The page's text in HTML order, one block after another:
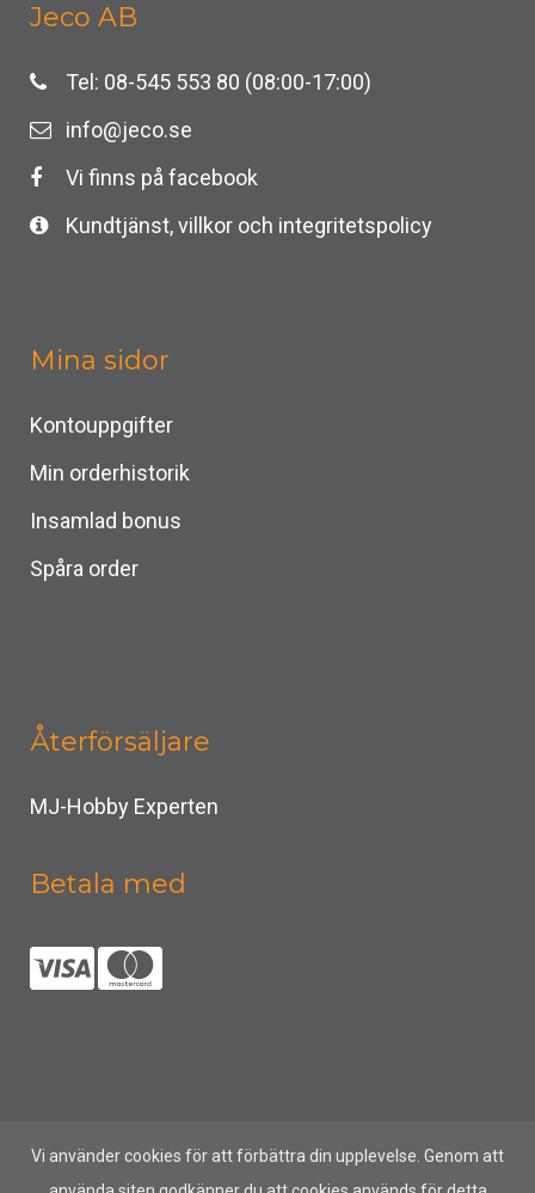
Vi använder cookies för att förbättra din upplevelse. Genom att
Jeco AB
Tel: 08-545 553 80 (08:00-17:00)
info@jeco.se
Vi finns på facebook
Kundtjänst, villkor och integritetspolicy
Mina sidor
Kontouppgifter
Min orderhistorik
Insamlad bonus
Spåra order
Återförsäljare
MJ-Hobby Experten
Betala med